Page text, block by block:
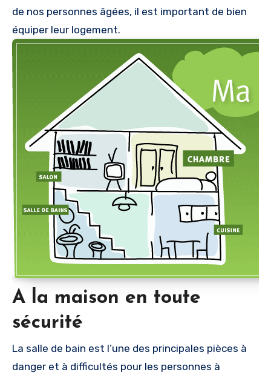
de nos personnes âgées, il est important de bien
équiper leur logement.
A la maison en toute
sécurité
La salle de bain est l’une des principales pièces à
danger et à difficultés pour les personnes à